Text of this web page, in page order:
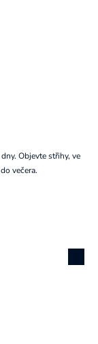
Objevte střihy, ve
večera.